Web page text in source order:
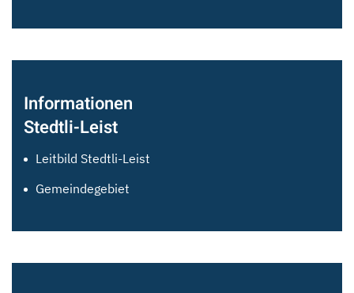
Informationen
Stedtli-Leist
Leitbild Stedtli-Leist
Gemeindegebiet